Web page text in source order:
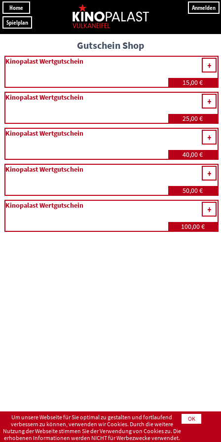
Home
Anmelden
Spielplan
Gutschein Shop
Kinopalast Wertgutschein
15,00 €
Kinopalast Wertgutschein
25,00 €
Kinopalast Wertgutschein
40,00 €
Kinopalast Wertgutschein
50,00 €
Kinopalast Wertgutschein
100,00 €
Um unsere Webseite für Sie optimal zu gestalten und fortlaufend
verbessern zu können, verwenden wir Cookies. Durch die weitere
Nutzung der Webseite stimmen Sie der Verwendung von Cookies zu. Die
erhobenen Informationen werden NICHT für Werbezwecke verwendet.
OK